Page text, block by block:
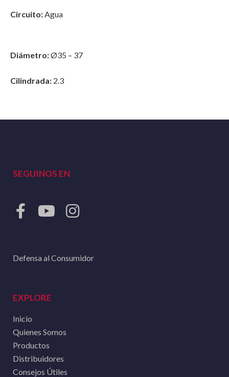
Circuito:Agua
Diámetro:Ø35 – 37
Cilindrada: 2.3
SEGUINOS EN
Defensa al Consumidor
EXPLORE
Inicio
Quienes Somos
Productos
Distribuidores
Consejos Útiles